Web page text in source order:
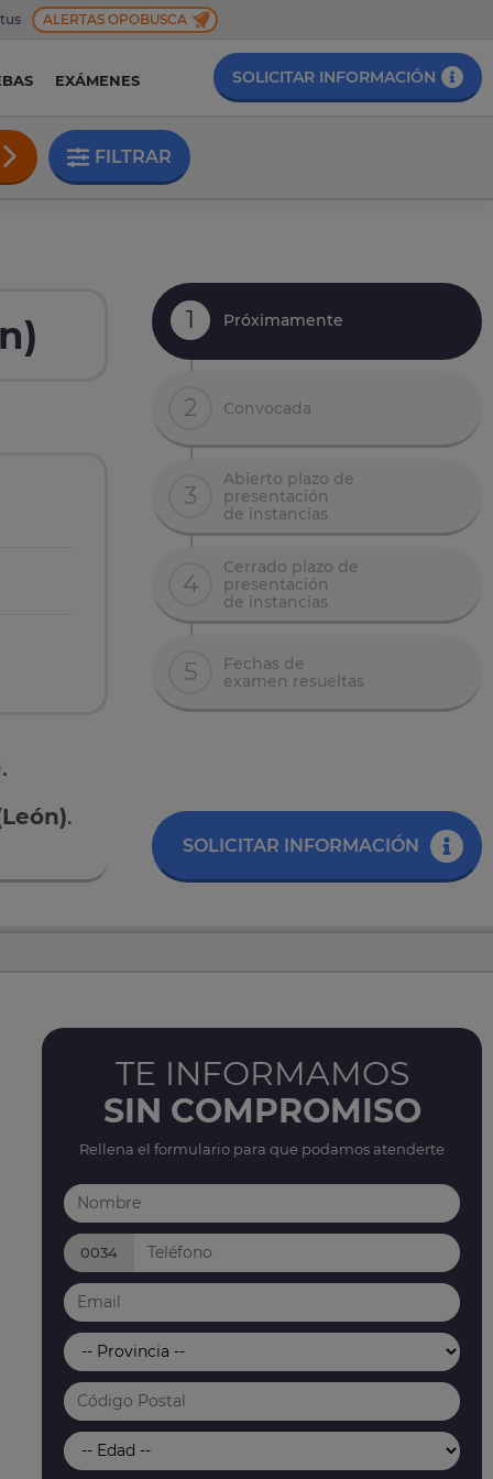
ALERTAS OPOBUSCA
EXÁMENES SOLICITAR INFORMACIÓN
FILTRAR
.
1 Próximamente
2 Convocada
3
Abierto plazo de
presentación
de instancias
4
Cerrado plazo de
presentación
de instancias
5
Fechas de
examen resueltas
SOLICITAR INFORMACIÓN
TE INFORMAMOS
SIN COMPROMISO
Rellena el formulario para que podamos atenderte
0034